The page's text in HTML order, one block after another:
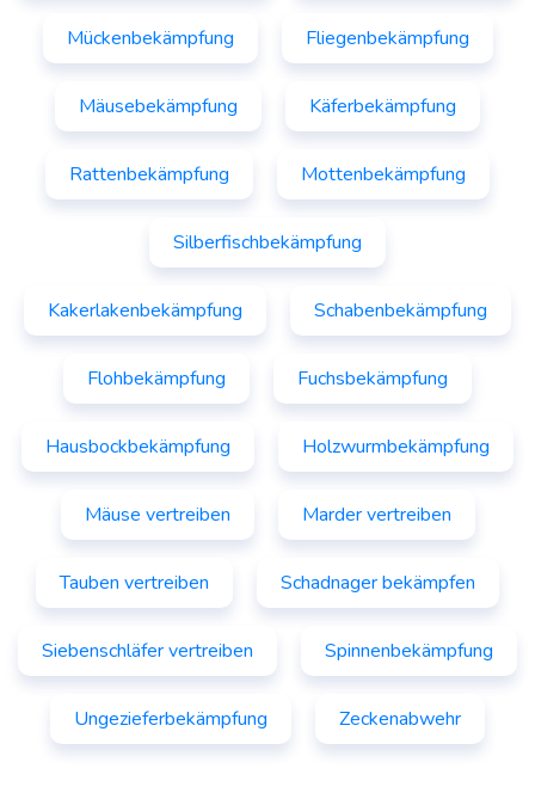
Mückenbekämpfung Fliegenbekämpfung
Mäusebekämpfung Käferbekämpfung
Rattenbekämpfung Mottenbekämpfung
Silberfischbekämpfung
Kakerlakenbekämpfung Schabenbekämpfung
Flohbekämpfung Fuchsbekämpfung
Hausbockbekämpfung Holzwurmbekämpfung
Mäuse vertreiben Marder vertreiben
Tauben vertreiben Schadnager bekämpfen
Siebenschläfer vertreiben Spinnenbekämpfung
Ungezieferbekämpfung Zeckenabwehr